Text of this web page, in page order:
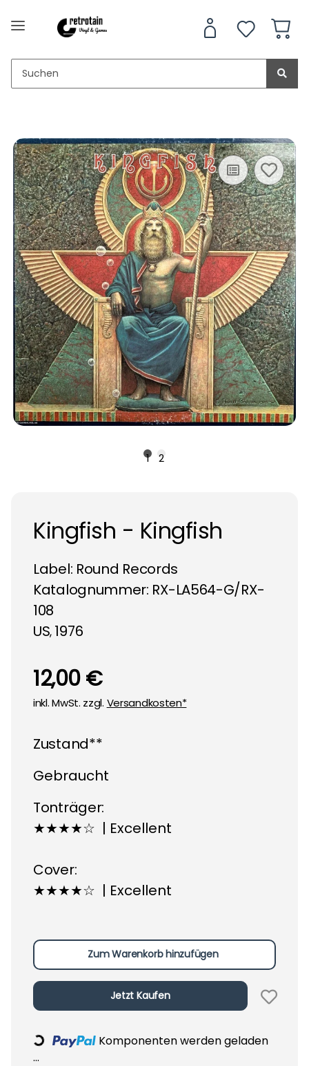
1 2
Kingfish - Kingfish
Label: Round Records
Katalognummer: RX-LA564-G/RX-
108
US, 1976
12,00 €
inkl. MwSt. zzgl. Versandkosten*
Zustand**
Gebraucht
Tonträger:
★★★★☆ | Excellent
Cover:
★★★★☆ | Excellent
Zum Warenkorb hinzufügen
Jetzt Kaufen
Loading...
Komponenten werden geladen
...